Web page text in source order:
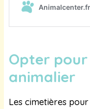
Opter
animalier
Les cimetières